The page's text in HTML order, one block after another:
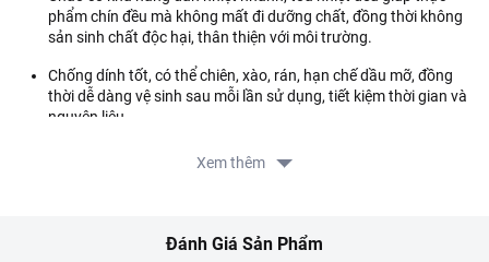
phẩm chín đều mà không mất đi dưỡng chất, đồng thời không
sản sinh chất độc hại, thân thiện với môi trường.
Chống dính tốt, có thể chiên, xào, rán, hạn chế dầu mỡ, đồng
thời dễ dàng vệ sinh sau mỗi lần sử dụng, tiết kiệm thời gian và
nguyên liệu.
Sản phẩm dùng được cho tất cả các loại bếp kể cả bếp từ.
Dùng để nấu ăn. Vệ sinh nhẹ nhàng với nước và
xà phòng sau khi sử dụng.
Xem thêm
Đánh Giá Sản Phẩm